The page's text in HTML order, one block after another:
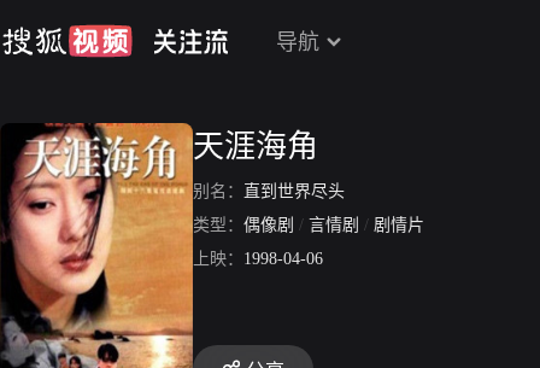
导航
天涯海角
别名：
直到世界尽头
类型： 偶像剧 / 言情剧 / 剧情片
上映： 1998-04-06